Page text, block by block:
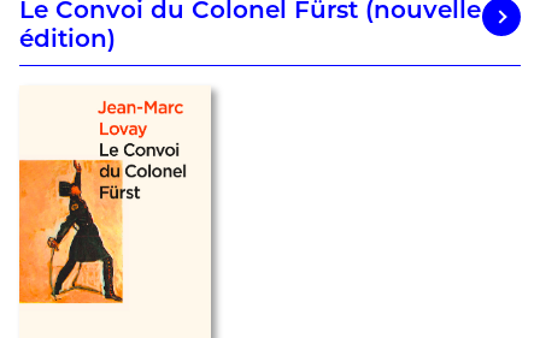
Le Convoi du Colonel Fürst (nouvelle
édition)